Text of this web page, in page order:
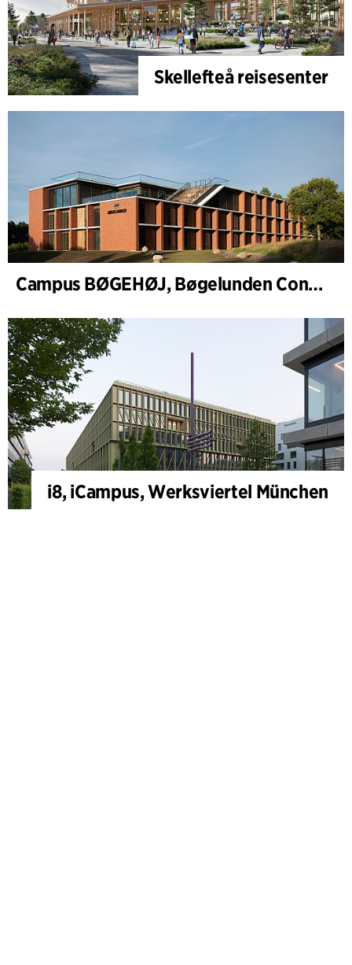
Skellefteå reisesenter
Campus BØGEHØJ, Bøgelunden Conference and Accommodation Wing
i8, iCampus, Werksviertel München